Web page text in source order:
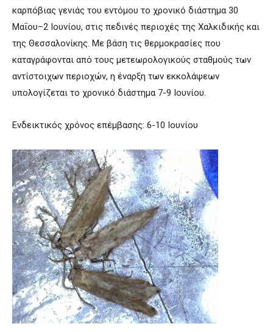
καρπόβιας γενιάς του εντόμου το χρονικό διάστημα 30
Μαΐου–2 Ιουνίου, στις πεδινές περιοχές της Χαλκιδικής και
της Θεσσαλονίκης. Με βάση τις θερμοκρασίες που
καταγράφονται από τους μετεωρολογικούς σταθμούς των
αντίστοιχων περιοχών, η έναρξη των εκκολάψεων
υπολογίζεται το χρονικό διάστημα 7-9 Ιουνίου.
Ενδεικτικός χρόνος επέμβασης: 6-10 Ιουνίου